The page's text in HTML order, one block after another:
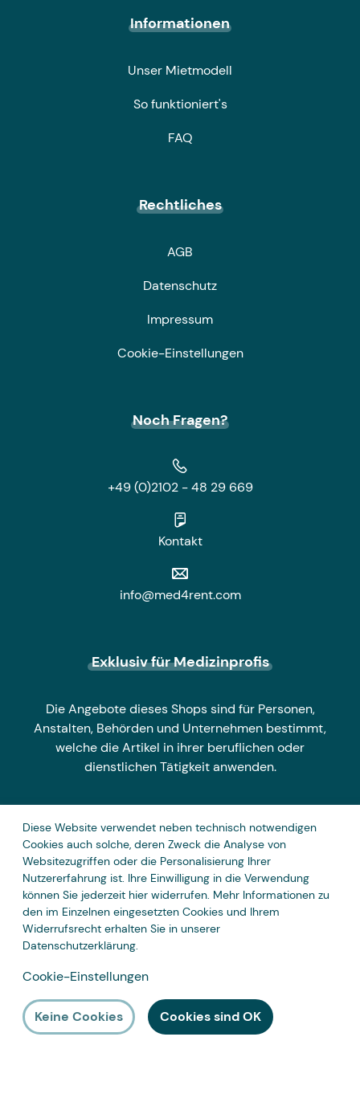
Informationen
Unser Mietmodell
So funktioniert's
FAQ
Rechtliches
AGB
Datenschutz
Impressum
Cookie-Einstellungen
Noch Fragen?
+49 (0)2102 - 48 29 669
Kontakt
info@med4rent.com
Exklusiv für Medizinprofis
Die Angebote dieses Shops sind für Personen,
Anstalten, Behörden und Unternehmen bestimmt,
welche die Artikel in ihrer beruflichen oder
dienstlichen Tätigkeit anwenden.
Zahlungsarten
Diese Website verwendet neben technisch notwendigen
Cookies auch solche, deren Zweck die Analyse von
Websitezugriffen oder die Personalisierung Ihrer
Nutzererfahrung ist. Ihre Einwilligung in die Verwendung
können Sie jederzeit hier widerrufen. Mehr Informationen zu
den im Einzelnen eingesetzten Cookies und Ihrem
Widerrufsrecht erhalten Sie in unserer
Datenschutzerklärung.
Cookie-Einstellungen
Keine Cookies Cookies sind OK